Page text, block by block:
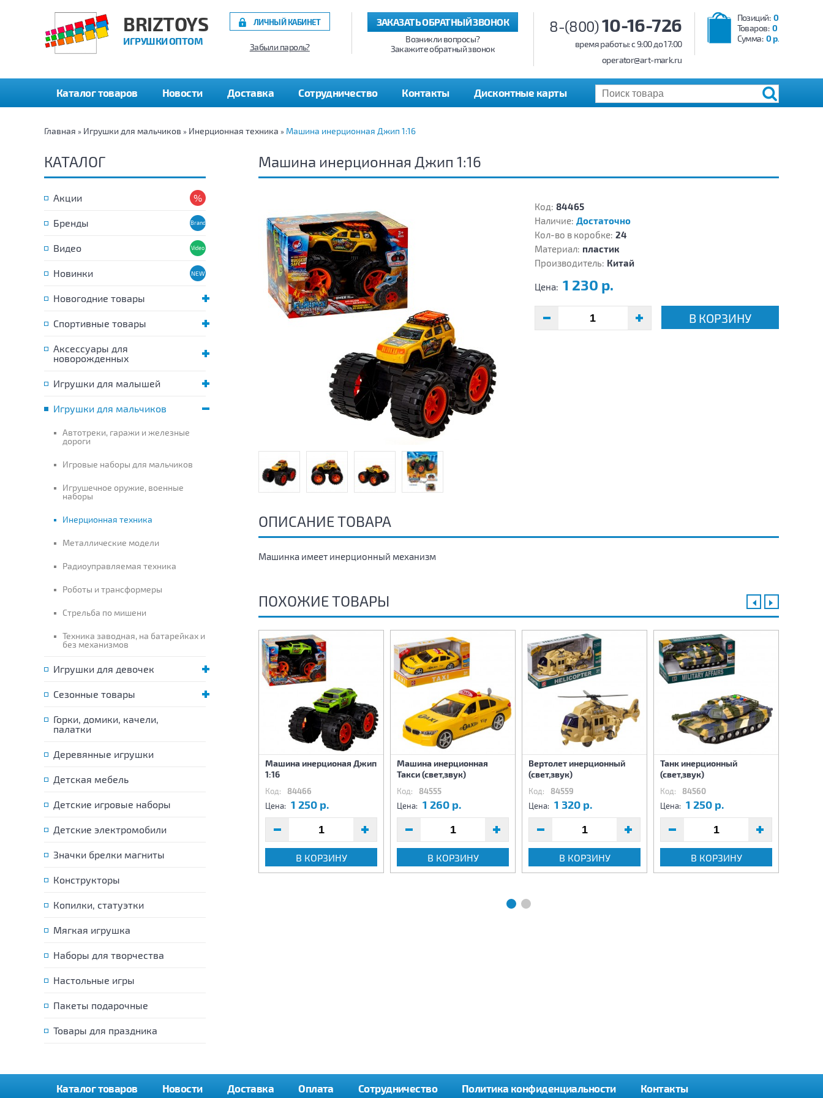
BRIZTOYS
ИГРУШКИ ОПТОМ
Позиций: 0
Товаров: 0
Сумма: 0 р.
8-(800)10-16-726
время работы: c 9:00 до 17:00
operator@art-mark.ru
ЗАКАЗАТЬ ОБРАТНЫЙ ЗВОНОК
Возникли вопросы?
Закажите обратный звонок
ЛИЧНЫЙ КАБИНЕТ
Забыли пароль?
Каталог товаров Новости Доставка Сотрудничество Контакты Дисконтные карты
Главная » Игрушки для мальчиков » Инерционная техника » Машина инерционная Джип 1:16
КАТАЛОГ
Акции
Бренды
Видео
Новинки
Новогодние товары
Спортивные товары
Аксессуары для
новорожденных
Игрушки для малышей
Игрушки для мальчиков
Автотреки, гаражи и железные
дороги
Игровые наборы для мальчиков
Игрушечное оружие, военные
наборы
Инерционная техника
Металлические модели
Радиоуправляемая техника
Роботы и трансформеры
Стрельба по мишени
Техника заводная, на батарейках и
без механизмов
Игрушки для девочек
Сезонные товары
Горки, домики, качели,
палатки
Деревянные игрушки
Детская мебель
Детские игровые наборы
Детские электромобили
Значки брелки магниты
Конструкторы
Копилки, статуэтки
Мягкая игрушка
Наборы для творчества
Настольные игры
Пакеты подарочные
Товары для праздника
Машина инерционная Джип 1:16
Код: 84465
Наличие: Достаточно
Кол-во в коробке: 24
Материал: пластик
Производитель: Китай
Цена: 1 230 р.
В КОРЗИНУ
ОПИСАНИЕ ТОВАРА
Машинка имеет инерционный механизм
ПОХОЖИЕ ТОВАРЫ
Машина инерционная
мусоровоз (свет,звук)
1 180 р.
В КОРЗИНУ
Цена: 1 180 р.
В КОРЗИНУ
Машина инерционая Джип
1:16
Код: 84466
Цена: 1 250 р.
В КОРЗИНУ
Машина инерционная
Такси (свет,звук)
Код: 84555
Цена: 1 260 р.
В КОРЗИНУ
Вертолет инерционный
(свет,звук)
Код: 84559
Цена: 1 320 р.
В КОРЗИНУ
Танк инерционный
(свет,звук)
Код: 84560
Цена: 1 250 р.
В КОРЗИНУ
Каталог товаров Новости Доставка Оплата Сотрудничество Политика конфиденциальности Контакты